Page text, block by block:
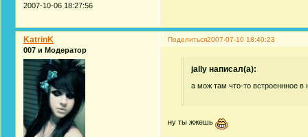
2007-10-06 18:27:56
Поделиться2007-07-10 18:40:23
KatrinK
007 и Модератор
jally написал(а):
а мож там что-то встроеннное в
ну ты жжешь